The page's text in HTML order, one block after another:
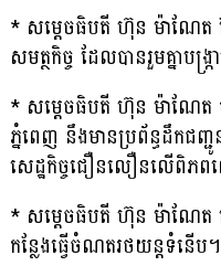
* សម្តេចធិបតី ហ៊ុន ម៉ាណែត
សមត្ថកិច្ច ដែលបានរួមគ្នាប
* សម្តេចធិបតី ហ៊ុន ម៉ាណែត ប
ភ្នំពេញ នឹងមានប្រព័ន្ធដឹកជ
សេដ្ឋកិច្ចជឿនលឿនលើពិភព
* សម្តេចធិបតី ហ៊ុន ម៉ាណែត
កន្លែងធ្វើចំណតរថយន្តទំនើប។